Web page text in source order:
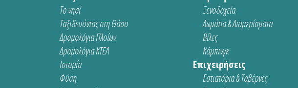
Το νησί
Ταξιδευόντας στη Θάσο
Δρομολόγια Πλοίων
Δρομολόγια ΚΤΕΛ
Ιστορία
Φύση
Ξενοδοχεία
Δωμάτια & Διαμερίσματα
Βίλες
Κάμπινγκ
Επιχειρήσεις
Εστιατόρια & Ταβέρνες